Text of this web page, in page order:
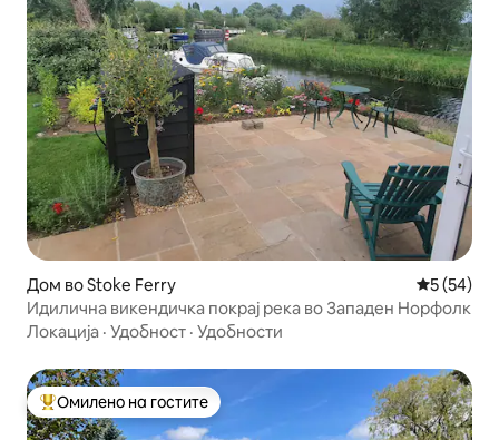
Дом во Stoke Ferry Просечна
5 (54)
Идилична викендичка покрај река во Западен Норфолк
Локација · Удобност · Удобности
Меѓу најуспешните „Омилени на гостите“
Омилено на гостите